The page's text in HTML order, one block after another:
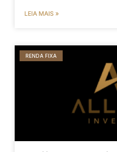
LEIA MAIS »
RENDA FIXA